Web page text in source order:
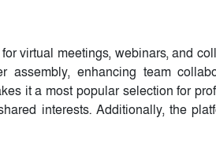
virtual meetings, webinars, and
enhancing team
it a most popular selection for
interests. Additionally, the